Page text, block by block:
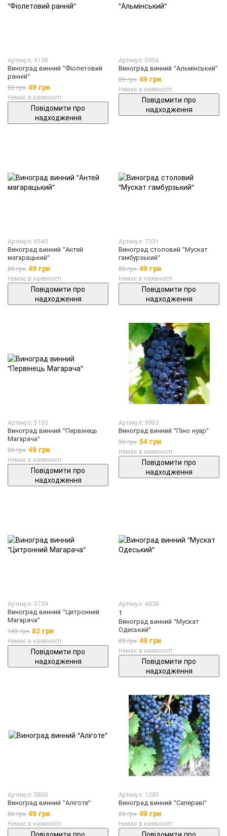
Артикул: 4138
Виноград винний "Фіолетовий
ранній"
89 грн 49 грн
Немає в наявності
Повідомити про
надходження
Артикул: 0554
Виноград винний "Альмінський"
89 грн 49 грн
Немає в наявності
Повідомити про
надходження
Артикул: 6540
Виноград винний "Антей
магарацький"
89 грн 49 грн
Немає в наявності
Повідомити про
надходження
Артикул: 7331
Виноград столовий "Мускат
гамбурзький"
89 грн 49 грн
Немає в наявності
Повідомити про
надходження
Артикул: 5193
Виноград винний "Первінець
Магарача"
89 грн 49 грн
Немає в наявності
Повідомити про
надходження
Артикул: 9963
Виноград винний "Піно нуар"
99 грн 54 грн
Немає в наявності
Повідомити про
надходження
Артикул: 0739
Виноград винний "Цитронний
Магарача"
149 грн 82 грн
Немає в наявності
Повідомити про
надходження
Артикул: 4838
1
Виноград винний "Мускат
Одеський"
89 грн 49 грн
Немає в наявності
Повідомити про
надходження
Артикул: 5860
Виноград винний "Аліготе"
89 грн 49 грн
Немає в наявності
Артикул: 1280
Виноград винний "Сапераві"
89 грн 49 грн
Немає в наявності